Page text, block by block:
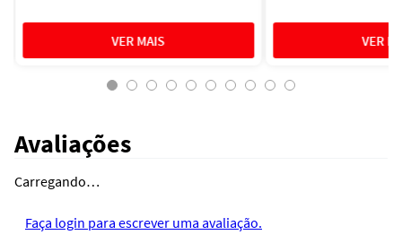
Avaliações
Carregando…
Faça login para escrever uma avaliação.